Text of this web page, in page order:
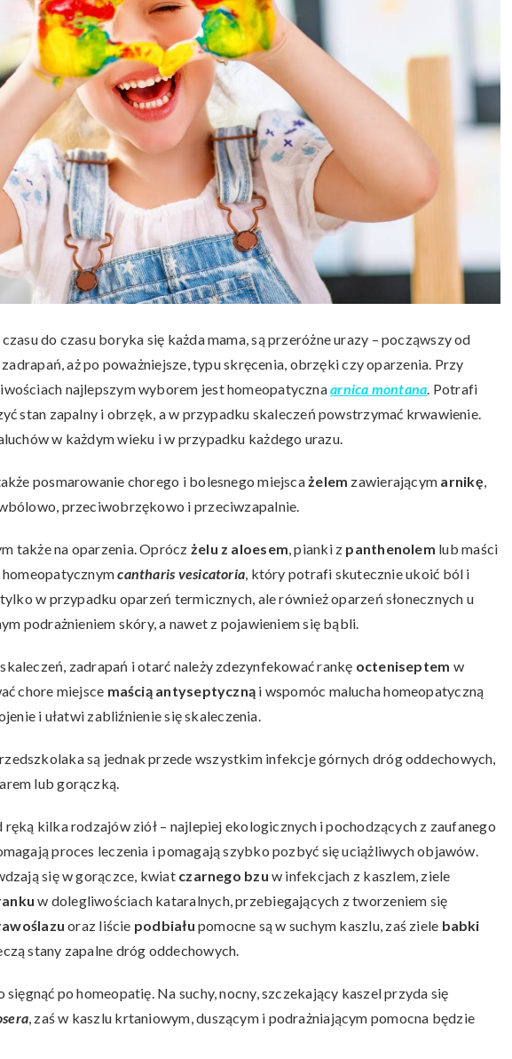
do czasu boryka się każda mama, są przeróżne urazy – począwszy od
aż po poważniejsze, typu skręcenia, obrzęki czy oparzenia. Przy
najlepszym wyborem jest homeopatycznaarnica montana. Potrafi
stan zapalny i obrzęk, a w przypadku skaleczeń powstrzymać krwawienie.
w każdym wieku i w przypadku każdego urazu.
posmarowanie chorego i bolesnego miejscażelem zawierającym arnikę,
przeciwobrzękowo i przeciwzapalnie.
także na oparzenia. Oprócz żelu z aloesem, pianki z panthenolem lub maści
homeopatycznymcantharis vesicatoria, który potrafi skutecznie ukoić ból i
w przypadku oparzeń termicznych, ale również oparzeń słonecznych u
podrażnieniem skóry, a nawet z pojawieniem się bąbli.
zadrapań i otarć należy zdezynfekować rankę octeniseptem w
chore miejsce maścią antyseptyczną i wspomóc malucha homeopatyczną
i ułatwi zabliźnienie się skaleczenia.
są jednak przede wszystkim infekcje górnych dróg oddechowych,
lub gorączką.
kilka rodzajów ziół – najlepiej ekologicznych i pochodzących z zaufanego
proces leczenia i pomagają szybko pozbyć się uciążliwych objawów.
się w gorączce, kwiat czarnego bzu w infekcjach z kaszlem, ziele
w dolegliwościach kataralnych, przebiegających z tworzeniem się
oraz liście podbiału pomocne są w suchym kaszlu, zaś ziele babki
stany zapalne dróg oddechowych.
po homeopatię. Na suchy, nocny, szczekający kaszel przyda się
, zaś w kaszlu krtaniowym, duszącym i podrażniającym pomocna będzie